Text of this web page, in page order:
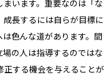
います。重要なのは「な
長するには自らが目標に
色んな道があります。間
の人は指導するのではな
正する機会を与えることが